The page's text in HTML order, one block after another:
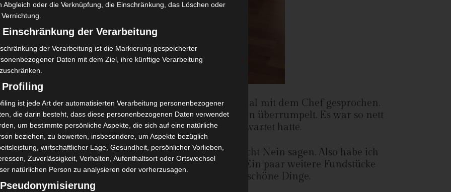
Mann hinter mir her und meinte, er hätte noch mal mit dem Chef gesprochen.
mitnehmen! Ich war total überrascht und ein bisschen überrumpelt. Es war so nett
mal nachgehakt hat, obwohl ich das gar nicht erwartet hatte.
Pleaser. Ich konnte in dem Moment einfach nicht Nein sagen. Also habe ich
Er hat ihn mir sogar noch ins Auto getragen, Ein paar weitere Fundstücke
entdeckt, eine Lampe, ein Buch und ein paar weitere schöne Dinge.
Abgleich oder die Verknüpfung, die Einschränkung, das Löschen oder
Einschränkung der Verarbeitung
der Verarbeitung ist die Markierung gespeicherter
Daten mit dem Ziel, ihre künftige Verarbeitung
Profiling
ist jede Art der automatisierten Verarbeitung personenbezogener
die darin besteht, dass diese personenbezogenen Daten verwendet
um bestimmte persönliche Aspekte, die sich auf eine natürliche
beziehen, zu bewerten, insbesondere, um Aspekte bezüglich
wirtschaftlicher Lage, Gesundheit, persönlicher Vorlieben,
Zuverlässigkeit, Verhalten, Aufenthaltsort oder Ortswechsel
natürlichen Person zu analysieren oder vorherzusagen.